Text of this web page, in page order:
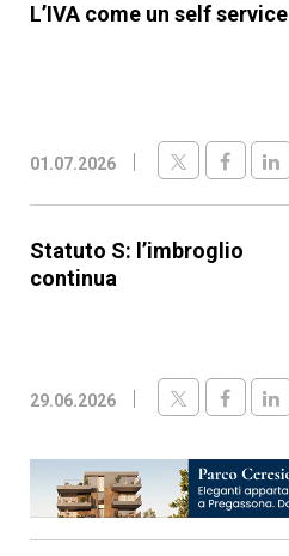
L’IVA come un self service
01.07.2026
Statuto S: l’imbroglio
continua
29.06.2026